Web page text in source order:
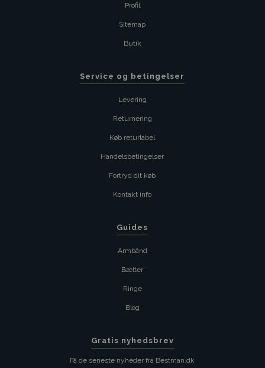
Profil
Sitemap
Butik
Service og betingelser
Levering
Returnering
Køb returlabel
Handelsbetingelser
Fortryd dit køb
Kontakt info
Guides
Armbånd
Bælter
Ringe
Blog
Gratis nyhedsbrev
Få de seneste nyheder fra Bestman.dk